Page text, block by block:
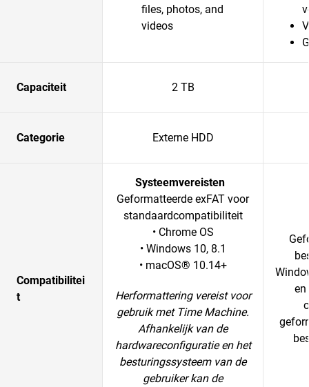
files, photos, and
videos
Capaciteit 2 TB
Categorie Externe HDD
Compatibilitei
t
Systeemvereisten
Geformatteerde exFAT voor
standaardcompatibiliteit
• Chrome OS
• Windows 10, 8.1
• macOS® 10.14+
Herformattering vereist voor
gebruik met Time Machine.
Afhankelijk van de
hardwareconfiguratie en het
besturingssysteem van de
gebruiker kan de
en